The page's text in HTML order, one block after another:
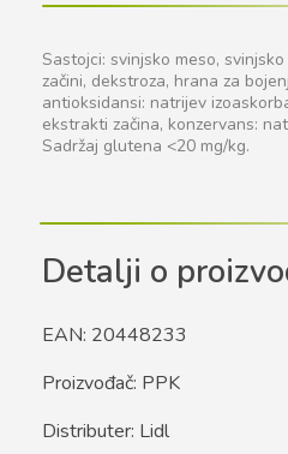
Sastojci: svinjsko meso,
začini, dekstroza, hrana za
antioksidansi: natrijev
ekstrakti začina, konzervans:
Sadržaj glutena <20 mg/kg.
Detalji o
EAN: 20448233
Proizvođač: PPK
Distributer: Lidl